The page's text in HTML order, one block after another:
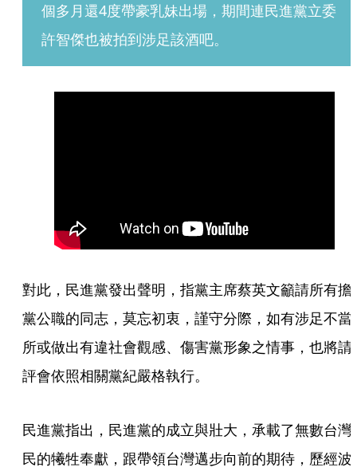
個多月還4度帶豪乳妹出場，期間連民進黨立委
許智傑也被拍到涉足該酒吧。
對此，民進黨發出聲明，指黨主席蔡英文籲請所有擔
黨公職的同志，莫忘初衷，謹守分際，如有涉足不當
所或做出有違社會觀感、傷害黨形象之情事，也將請
評會依照相關黨紀嚴格執行。
民進黨指出，民進黨的成立與壯大，承載了無數台灣
民的犧牲奉獻，跟帶領台灣邁步向前的期待，歷經波